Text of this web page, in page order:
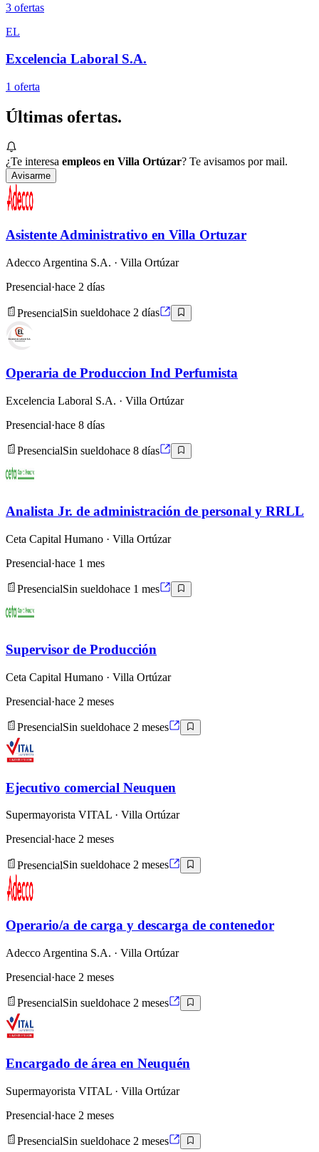
3 ofertas
EL
Excelencia Laboral S.A.
1 oferta
Últimas ofertas.
¿Te interesa empleos en Villa Ortúzar? Te avisamos por mail.
Avisarme
Asistente Administrativo en Villa Ortuzar
Adecco Argentina S.A. · Villa Ortúzar
Presencial·hace 2 días
PresencialSin sueldohace 2 días
Operaria de Produccion Ind Perfumista
Excelencia Laboral S.A. · Villa Ortúzar
Presencial·hace 8 días
PresencialSin sueldohace 8 días
Analista Jr. de administración de personal y RRLL
Ceta Capital Humano · Villa Ortúzar
Presencial·hace 1 mes
PresencialSin sueldohace 1 mes
Supervisor de Producción
Ceta Capital Humano · Villa Ortúzar
Presencial·hace 2 meses
PresencialSin sueldohace 2 meses
Ejecutivo comercial Neuquen
Supermayorista VITAL · Villa Ortúzar
Presencial·hace 2 meses
PresencialSin sueldohace 2 meses
Operario/a de carga y descarga de contenedor
Adecco Argentina S.A. · Villa Ortúzar
Presencial·hace 2 meses
PresencialSin sueldohace 2 meses
Encargado de área en Neuquén
Supermayorista VITAL · Villa Ortúzar
Presencial·hace 2 meses
PresencialSin sueldohace 2 meses